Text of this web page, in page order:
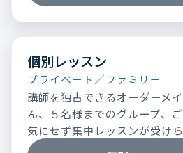
個別レッスン
プライベート／ファミリー
講師を独占できるオーダーメ
ん、５名様までのグループ、
気にせず集中レッスンが受けら